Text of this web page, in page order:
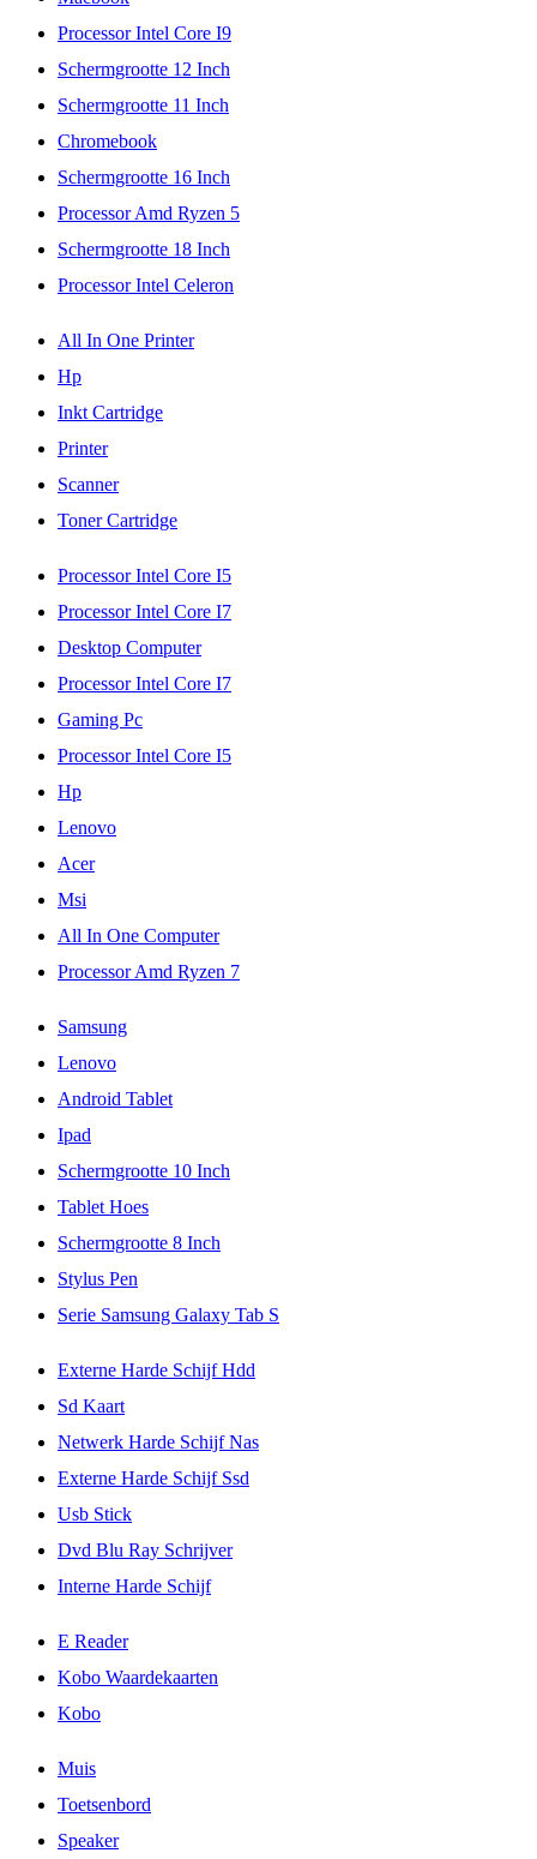
Processor Intel Core I9
Schermgrootte 12 Inch
Schermgrootte 11 Inch
Chromebook
Schermgrootte 16 Inch
Processor Amd Ryzen 5
Schermgrootte 18 Inch
Processor Intel Celeron
All In One Printer
Hp
Inkt Cartridge
Printer
Scanner
Toner Cartridge
Processor Intel Core I5
Processor Intel Core I7
Desktop Computer
Processor Intel Core I7
Gaming Pc
Processor Intel Core I5
Hp
Lenovo
Acer
Msi
All In One Computer
Processor Amd Ryzen 7
Samsung
Lenovo
Android Tablet
Ipad
Schermgrootte 10 Inch
Tablet Hoes
Schermgrootte 8 Inch
Stylus Pen
Serie Samsung Galaxy Tab S
Externe Harde Schijf Hdd
Sd Kaart
Netwerk Harde Schijf Nas
Externe Harde Schijf Ssd
Usb Stick
Dvd Blu Ray Schrijver
Interne Harde Schijf
E Reader
Kobo Waardekaarten
Kobo
Muis
Toetsenbord
Speaker